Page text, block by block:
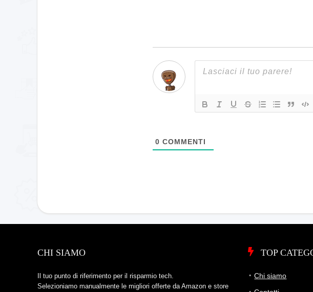
0 COMMENTI
CHI SIAMO
Il tuo punto di riferimento per il risparmio tech.
Selezioniamo manualmente le migliori offerte da Amazon e store
TOP
Chi siamo